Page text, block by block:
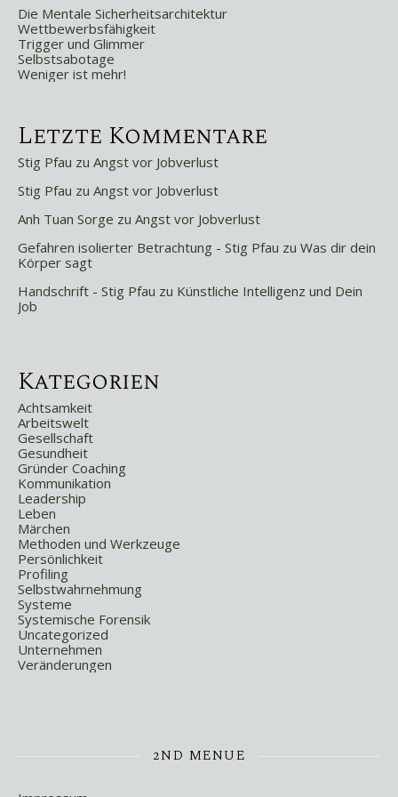
Die Mentale Sicherheitsarchitektur
Wettbewerbsfähigkeit
Trigger und Glimmer
Selbstsabotage
Weniger ist mehr!
Letzte Kommentare
Stig Pfau zu Angst vor Jobverlust
Stig Pfau zu Angst vor Jobverlust
Anh Tuan Sorge zu Angst vor Jobverlust
Gefahren isolierter Betrachtung - Stig Pfau zu Was dir dein
Körper sagt
Handschrift - Stig Pfau zu Künstliche Intelligenz und Dein
Job
Kategorien
Achtsamkeit
Arbeitswelt
Gesellschaft
Gesundheit
Gründer Coaching
Kommunikation
Leadership
Leben
Märchen
Methoden und Werkzeuge
Persönlichkeit
Profiling
Selbstwahrnehmung
Systeme
Systemische Forensik
Uncategorized
Unternehmen
Veränderungen
2ND MENUE